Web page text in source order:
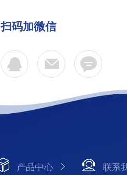
扫码加微信
产品中心 联系